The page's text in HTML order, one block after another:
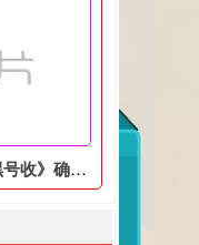
版售价9350日元